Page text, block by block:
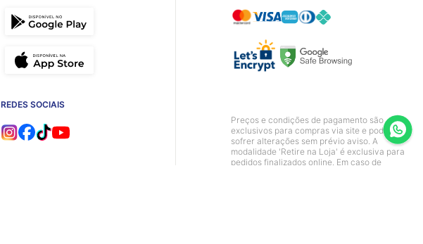
REDES SOCIAIS
Preços e condições de pagamento são
exclusivos para compras via site e podem
sofrer alterações sem prévio aviso. A
modalidade 'Retire na Loja' é exclusiva para
pedidos finalizados online. Em caso de